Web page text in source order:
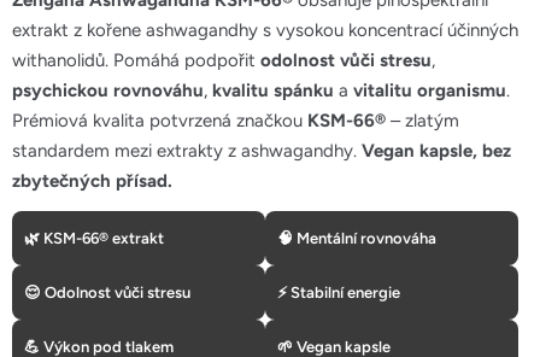
hvězdiček.
extrakt z kořene ashwagandhy s vysokou koncentrací účinných
withanolidů. Pomáhá podpořit odolnost vůči stresu,
psychickou rovnováhu, kvalitu spánku a vitalitu organismu.
Prémiová kvalita potvrzená značkou KSM-66® – zlatým
standardem mezi extrakty z ashwagandhy. Vegan kapsle, bez
zbytečných přísad.
🌿 KSM-66® extrakt 🧠 Mentální rovnováha
😌 Odolnost vůči stresu ⚡ Stabilní energie
💪 Výkon pod tlakem 🌱 Vegan kapsle